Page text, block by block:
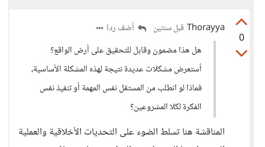
0
Thorayya قبل سنتين
أضف ردا
هل هذا مضمون وقابل للتحقيق على أرض الواقع؟
أستعرض مشكلات عديدة نتيجة لهذه المشكلة الأساسية،
فماذا لو انطلب من المستقل نفس المهمة أو تنفيذ نفس
الفكرة لكلا المشروعين؟
المناقشة هنا تسلط الضوء على التحديات الأخلاقية والعملية